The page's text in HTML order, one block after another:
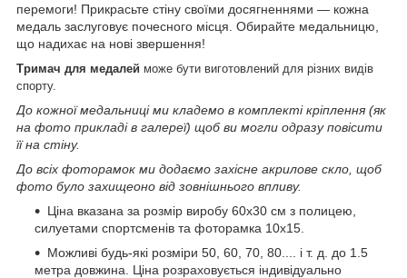
перемоги! Прикрасьте стіну своїми досягненнями — кожна
медаль заслуговує почесного місця. Обирайте медальницю,
що надихає на нові звершення!
Тримач для медалей може бути виготовлений для різних видів
спорту.
До кожної медальниці ми кладемо в комплекті кріплення (як
на фото прикладі в галереї) щоб ви могли одразу повісити
її на стіну.
До всіх фоторамок ми додаємо захісне акрилове скло, щоб
фото було захищеоно від зовнішнього впливу.
Ціна вказана за розмір виробу 60х30 см з полицею,
силуетами спортсменів та фоторамка 10х15.
Можливі будь-які розміри 50, 60, 70, 80.... і т. д. до 1.5
метра довжина. Ціна розраховується індивідуально